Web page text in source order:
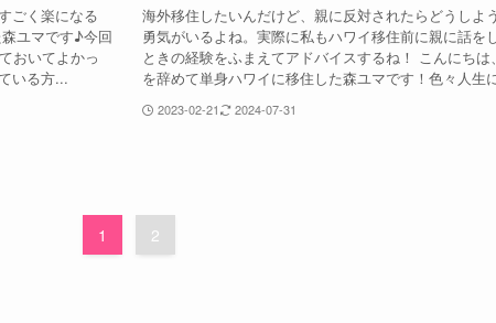
ごく楽になる
ユマです♪今回
おいてよかっ
いる方...
海外移住したいんだけど、親に反対されたらどうしよ
勇気がいるよね。実際に私もハワイ移住前に親に話を
ときの経験をふまえてアドバイスするね！ こんにちは
を辞めて単身ハワイに移住した森ユマです！色々人生
2023-02-21 2024-07-31
1 2